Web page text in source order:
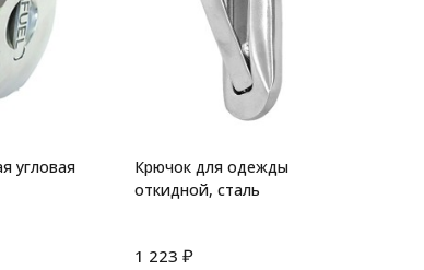
угловая
Крючок для одежды
откидной, сталь
1 223 ₽